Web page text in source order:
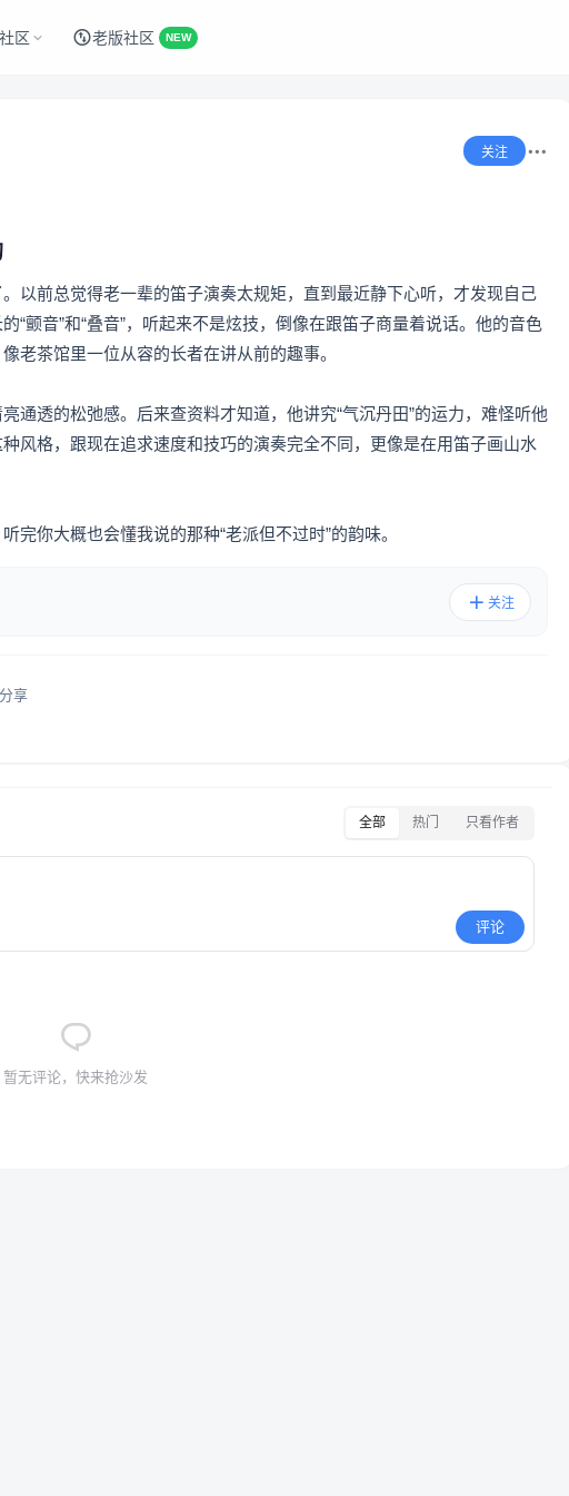
社区 老版社区 NEW
关注
以前总觉得老一辈的笛子演奏太规矩，直到最近静下心听，才发现自己
“颤音”和“叠音”，听起来不是炫技，倒像在跟笛子商量着说话。他的音色
老茶馆里一位从容的长者在讲从前的趣事。
通透的松弛感。后来查资料才知道，他讲究“气沉丹田”的运力，难怪听他
风格，跟现在追求速度和技巧的演奏完全不同，更像是在用笛子画山水
你大概也会懂我说的那种“老派但不过时”的韵味。
关注
分享
全部 热门 只看作者
评论
暂无评论，快来抢沙发